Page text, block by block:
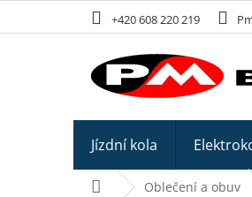
+420 608 220 219
Jízdní kola
Domů Oblečení a obuv